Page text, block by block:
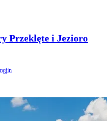
Przeklęte i Jezioro